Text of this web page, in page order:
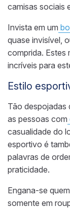
camisas sociais
Invista em um
quase invisível,
comprida. Estes
incríveis para
Estilo
Tão despojadas
as pessoas com
casualidade do
esportivo é
palavras de
praticidade.
Engana-se
somente em